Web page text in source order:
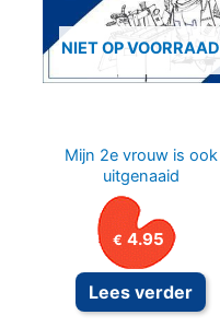
NIET OP VOORRAAD
Mijn 2e vrouw is ook
uitgenaaid
€ 4.95
Lees verder